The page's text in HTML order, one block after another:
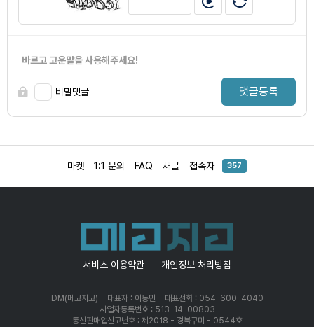
바르고 고운말을 사용해주세요!
비밀댓글 댓글등록
마켓 1:1 문의 FAQ 새글 접속자 357
서비스 이용약관 개인정보 처리방침
DM(메고지고) 대표자 : 이동민
대표전화 : 054-600-4040
사업자등록번호 : 513-14-00803
통신판매업신고번호 : 제2018 - 경북구미 - 0544호